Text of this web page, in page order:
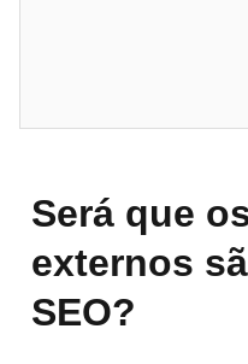
Será que
externos
SEO?